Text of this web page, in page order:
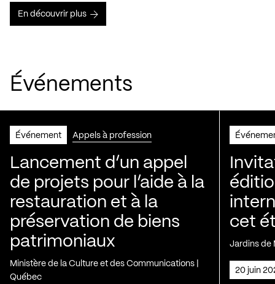
En découvrir plus
Événements
Événement Appels à profession
Lancement d’un appel
de projets pour l’aide à la
restauration et à la
préservation de biens
patrimoniaux
Ministère de la Culture et des Communications |
Québec
cet
Jardins de
20 juin